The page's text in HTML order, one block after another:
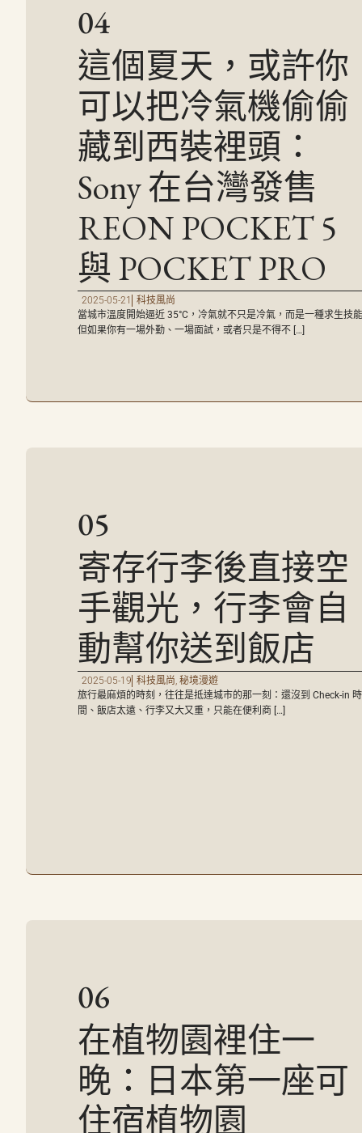
04
這個夏天，或許你
可以把冷氣機偷偷
藏到西裝裡頭：
Sony 在台灣發售
REON POCKET 5
與 POCKET PRO
2025-05-21
科技風尚
當城市溫度開始逼近 35°C，冷氣就不只是冷氣，而是一種求生技
但如果你有一場外勤、一場面試，或者只是不得不 […]
05
寄存行李後直接空
手觀光，行李會自
動幫你送到飯店
2025-05-19 科技風尚, 秘境漫遊
旅行最麻煩的時刻，往往是抵達城市的那一刻：還沒到 Check-in 時
間、飯店太遠、行李又大又重，只能在便利商 […]
06
在植物園裡住一
晚：日本第一座可
住宿植物園